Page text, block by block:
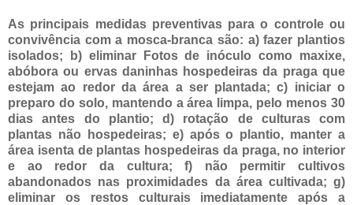
As principais medidas preventivas para o controle ou
convivência com a mosca-branca são: a) fazer plantios
isolados; b) eliminar Fotos de inóculo como maxixe,
abóbora ou ervas daninhas hospedeiras da praga que
estejam ao redor da área a ser plantada; c) iniciar o
preparo do solo, mantendo a área limpa, pelo menos 30
dias antes do plantio; d) rotação de culturas com
plantas não hospedeiras; e) após o plantio, manter a
área isenta de plantas hospedeiras da praga, no interior
e ao redor da cultura; f) não permitir cultivos
abandonados nas proximidades da área cultivada; g)
eliminar os restos culturais imediatamente após a